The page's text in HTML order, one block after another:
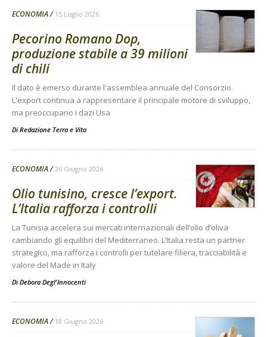
ECONOMIA 15 Luglio 2026
Pecorino Romano Dop,
produzione stabile a 39 milioni
di chili
Il dato è emerso durante l'assemblea annuale del Consorzio.
L'export continua a rappresentare il principale motore di sviluppo,
ma preoccupano i dazi Usa
Di Redazione Terra e Vita
ECONOMIA 26 Giugno 2026
Olio tunisino, cresce l’export.
L’Italia rafforza i controlli
La Tunisia accelera sui mercati internazionali dell’olio d’oliva
cambiando gli equilibri del Mediterraneo. L’Italia resta un partner
strategico, ma rafforza i controlli per tutelare filiera, tracciabilità e
valore del Made in Italy
Di Debora Degl'Innocenti
ECONOMIA 18 Giugno 2026